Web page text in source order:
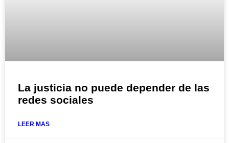
La justicia no puede depender de las
redes sociales
LEER MAS